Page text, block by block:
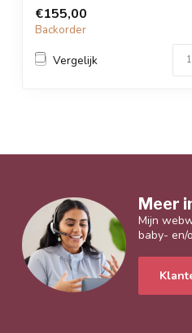
€155,00
Backorder
Vergelijk
Meer
Mijn
baby- en/